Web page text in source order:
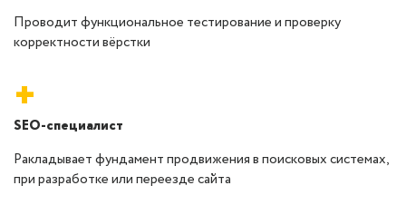
Проводит функциональное тестирование и проверку
корректности вёрстки
+
SEO-специалист
Pакладывает фундамент продвижения в поисковых системах,
при разработке или переезде сайта